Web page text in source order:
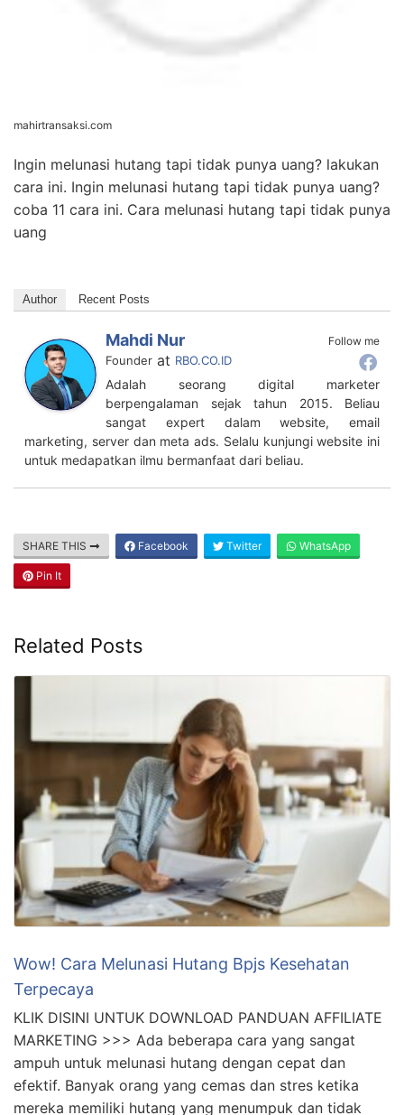
mahirtransaksi.com
Ingin melunasi hutang tapi tidak punya uang? lakukan
cara ini. Ingin melunasi hutang tapi tidak punya uang?
coba 11 cara ini. Cara melunasi hutang tapi tidak punya
uang
Author Recent Posts
Follow me
Mahdi Nur
Founder at RBO.CO.ID
Adalah seorang digital marketer
berpengalaman sejak tahun 2015. Beliau
sangat expert dalam website, email
marketing, server dan meta ads. Selalu kunjungi website ini
untuk medapatkan ilmu bermanfaat dari beliau.
SHARE THIS Facebook Twitter WhatsApp
Pin It
Related Posts
Wow! Cara Melunasi Hutang Bpjs Kesehatan
Terpecaya
KLIK DISINI UNTUK DOWNLOAD PANDUAN AFFILIATE
MARKETING >>> Ada beberapa cara yang sangat
ampuh untuk melunasi hutang dengan cepat dan
efektif. Banyak orang yang cemas dan stres ketika
mereka memiliki hutang yang menumpuk dan tidak